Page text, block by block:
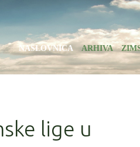
NASLOVNICA ARHIVA
lige u